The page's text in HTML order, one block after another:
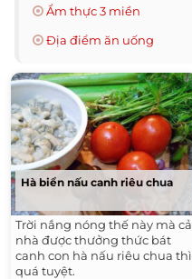
Ẩm thực 3 miền
Địa điểm ăn uống
Hà biển nấu canh riêu chua
Trời nắng nóng thế này mà cả
nhà được thưởng thức bát
canh con hà nấu riêu chua thì
quá tuyệt.